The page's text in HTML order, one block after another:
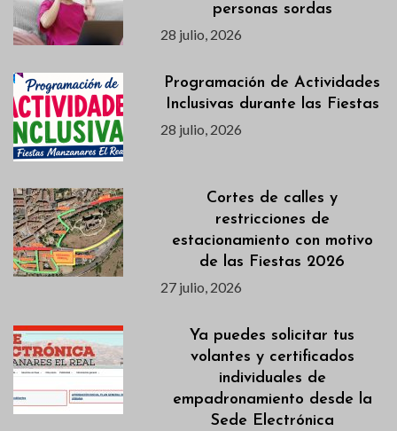
personas sordas
28 julio, 2026
Programación de Actividades
Inclusivas durante las Fiestas
28 julio, 2026
Cortes de calles y
restricciones de
estacionamiento con motivo
de las Fiestas 2026
27 julio, 2026
Ya puedes solicitar tus
volantes y certificados
individuales de
empadronamiento desde la
Sede Electrónica